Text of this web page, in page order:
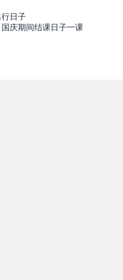
行日子
庆期间结课日子一课